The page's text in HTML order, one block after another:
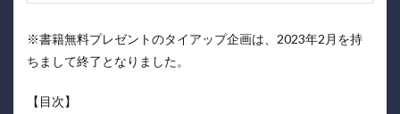
※書籍無料プレゼントのタイアップ企画は、2023年2月を持
ちまして終了となりました。
【目次】